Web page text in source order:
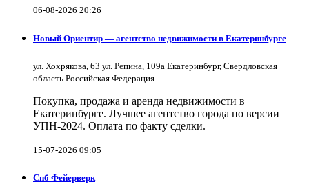
06-08-2026 20:26
Новый Ориентир — агентство недвижимости в Екатеринбурге
ул. Хохрякова, 63 ул. Репина, 109a Екатеринбург, Свердловская
область Российская Федерация
Покупка, продажа и аренда недвижимости в
Екатеринбурге. Лучшее агентство города по версии
УПН-2024. Оплата по факту сделки.
15-07-2026 09:05
Спб Фейерверк